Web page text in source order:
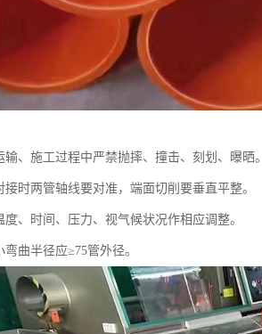
、施工过程中严禁抛摔、撞击、刻划、曝晒。
时两管轴线要对准，端面切削要垂直平整。
、时间、压力、视气候状况作相应调整。
曲半径应≥75管外径。